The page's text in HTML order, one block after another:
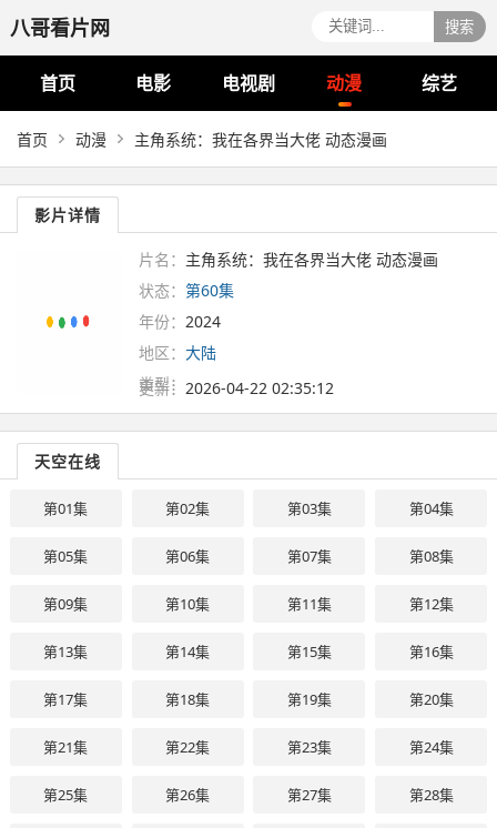
八哥看片网 搜索
首页 电影 电视剧 动漫 综艺
首页 动漫 主角系统：我在各界当大佬 动态漫画
影片详情
片名： 主角系统：我在各界当大佬 动态漫画
状态： 第60集
年份： 2024
地区： 大陆
类型：
更新： 2026-04-22 02:35:12
天空在线
第01集 第02集 第03集 第04集
第05集 第06集 第07集 第08集
第09集 第10集 第11集 第12集
第13集 第14集 第15集 第16集
第17集 第18集 第19集 第20集
第21集 第22集 第23集 第24集
第25集 第26集 第27集 第28集